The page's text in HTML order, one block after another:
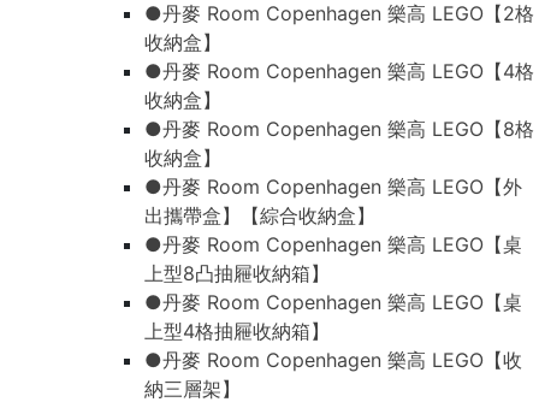
●丹麥 Room Copenhagen 樂高 LEGO【2格
收納盒】
●丹麥 Room Copenhagen 樂高 LEGO【4格
收納盒】
●丹麥 Room Copenhagen 樂高 LEGO【8格
收納盒】
●丹麥 Room Copenhagen 樂高 LEGO【外
出攜帶盒】【綜合收納盒】
●丹麥 Room Copenhagen 樂高 LEGO【桌
上型8凸抽屜收納箱】
●丹麥 Room Copenhagen 樂高 LEGO【桌
上型4格抽屜收納箱】
●丹麥 Room Copenhagen 樂高 LEGO【收
納三層架】